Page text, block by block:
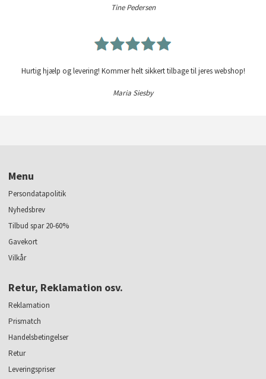
Tine Pedersen
Hurtig hjælp og levering! Kommer helt sikkert tilbage til jeres webshop!
Maria Siesby
Menu
Persondatapolitik
Nyhedsbrev
Tilbud spar 20-60%
Gavekort
Vilkår
Retur, Reklamation osv.
Reklamation
Prismatch
Handelsbetingelser
Retur
Leveringspriser